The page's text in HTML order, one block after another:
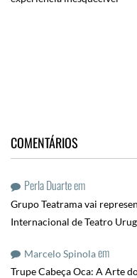
COMENTÁRIOS
Perla Duarteem
Grupo Teatrama vai
Internacional de Teatro
Marcelo Spinolaem
Trupe Cabeça Oca: A Arte